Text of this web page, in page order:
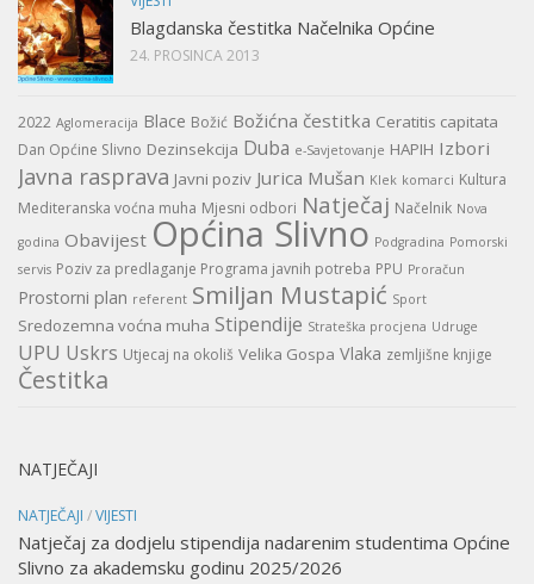
Blagdanska čestitka Načelnika Općine
24. PROSINCA 2013
2022 Aglomeracija Blace Božić Božićna čestitka Ceratitis capitata
Dan Općine Slivno Dezinsekcija Duba e-Savjetovanje HAPIH Izbori
Javna rasprava Javni poziv Jurica Mušan Klek komarci Kultura
Mediteranska voćna muha Mjesni odbori Natječaj Načelnik Nova
godina Obavijest Općina Slivno Podgradina Pomorski
servis Poziv za predlaganje Programa javnih potreba PPU Proračun
Prostorni plan referent Smiljan Mustapić Sport
Sredozemna voćna muha Stipendije Strateška procjena Udruge
UPU Uskrs Utjecaj na okoliš Velika Gospa Vlaka zemljišne knjige
Čestitka
NATJEČAJI
NATJEČAJI /VIJESTI
Natječaj za dodjelu stipendija nadarenim studentima Općine
Slivno za akademsku godinu 2025/2026